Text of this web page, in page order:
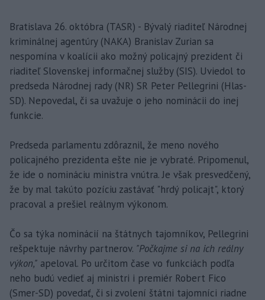
Bratislava 26. októbra (TASR) - Bývalý riaditeľ Národnej
kriminálnej agentúry (NAKA) Branislav Zurian sa
nespomína v koalícii ako možný policajný prezident či
riaditeľ Slovenskej informačnej služby (SIS). Uviedol to
predseda Národnej rady (NR) SR Peter Pellegrini (Hlas-
SD). Nepovedal, či sa uvažuje o jeho nominácii do inej
funkcie.
Predseda parlamentu zdôraznil, že meno nového
policajného prezidenta ešte nie je vybraté. Pripomenul,
že ide o nomináciu ministra vnútra. Je však presvedčený,
že by mal takúto pozíciu zastávať "hrdý policajt", ktorý
pracoval a prešiel reálnym výkonom.
Čo sa týka nominácií na štátnych tajomníkov, Pellegrini
rešpektuje návrhy partnerov. "Počkajme si na ich reálny
výkon," apeloval. Po určitom čase vo funkciách podľa
neho budú vedieť aj ministri i premiér Robert Fico
(Smer-SD) povedať, či si zvolení štátni tajomníci riadne